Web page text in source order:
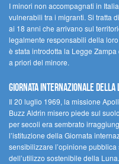
I minori non accompagnati in
vulnerabili tra i migranti. Si tratta
ai 18 anni che arrivano sul
legalmente responsabili della
è stata introdotta la Legge
a priori del minore.
Giornata Internazionale della
Il 20 luglio 1969, la missione
Buzz Aldrin misero piede sul
per secoli era sembrato
l’istituzione della Giornata
sensibilizzare l’opinione pubblica
dell’utilizzo sostenibile della Luna.